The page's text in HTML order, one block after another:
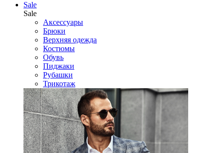
Sale
Sale
Аксессуары
Брюки
Верхняя одежда
Костюмы
Обувь
Пиджаки
Рубашки
Трикотаж